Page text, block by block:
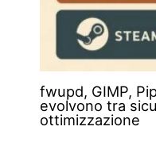
fwupd, GIMP,
evolvono tra
ottimizzazione